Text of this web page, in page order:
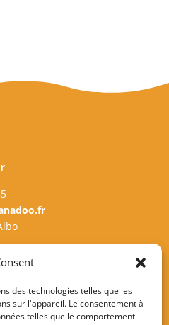
des technologies telles que les
sur l'appareil. Le consentement à
telles que le comportement